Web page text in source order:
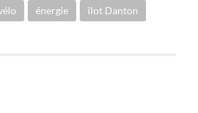
énergie îlot Danton